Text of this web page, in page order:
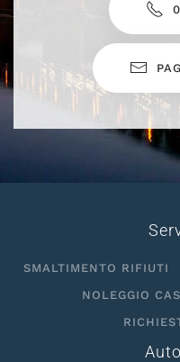
SMALTIMENTO RIFIUTI
NOLEGGIO